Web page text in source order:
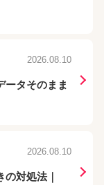
2026.08.10
ータそのまま
2026.08.10
対処法｜